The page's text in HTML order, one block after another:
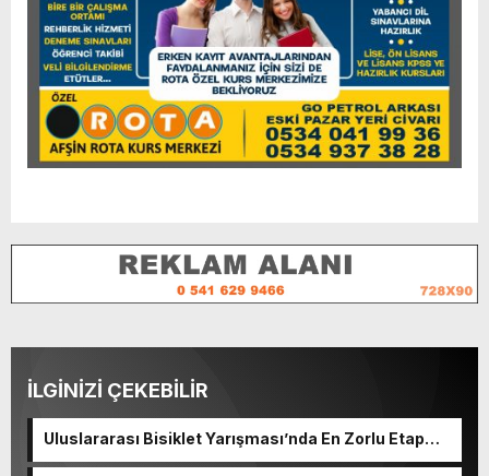
İLGİNİZİ ÇEKEBİLİR
Uluslararası Bisiklet Yarışması’nda En Zorlu Etap